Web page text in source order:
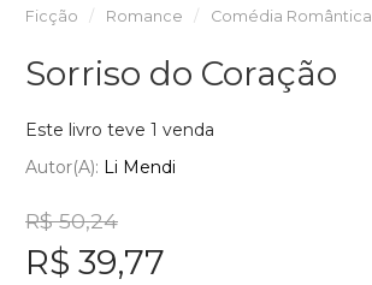
Ficção Romance Comédia Romântica
Sorriso do Coração
Este livro teve 1 venda
Autor(a): Li Mendi
R$ 50,24
R$ 39,77